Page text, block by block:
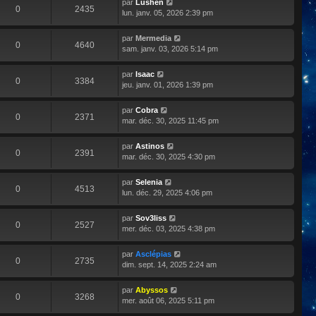
0 2435
par Lushen
lun. janv. 05, 2026 2:39 pm
0 4640
par Mermedia
sam. janv. 03, 2026 5:14 pm
0 3384
par Isaac
jeu. janv. 01, 2026 1:39 pm
0 2371
par Cobra
mar. déc. 30, 2025 11:45 pm
0 2391
par Astinos
mar. déc. 30, 2025 4:30 pm
0 4513
par Selenia
lun. déc. 29, 2025 4:06 pm
0 2527
par Sov3liss
mer. déc. 03, 2025 4:38 pm
0 2735
par Asclépias
dim. sept. 14, 2025 2:24 am
0 3268
par Abyssos
mer. août 06, 2025 5:11 pm